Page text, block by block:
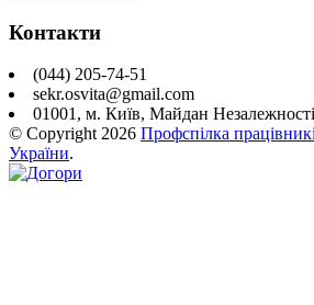
Контакти
(044) 205-74-51
sekr.osvita@gmail.com
01001, м. Київ, Майдан
© Copyright 2026 Профспілка
України.